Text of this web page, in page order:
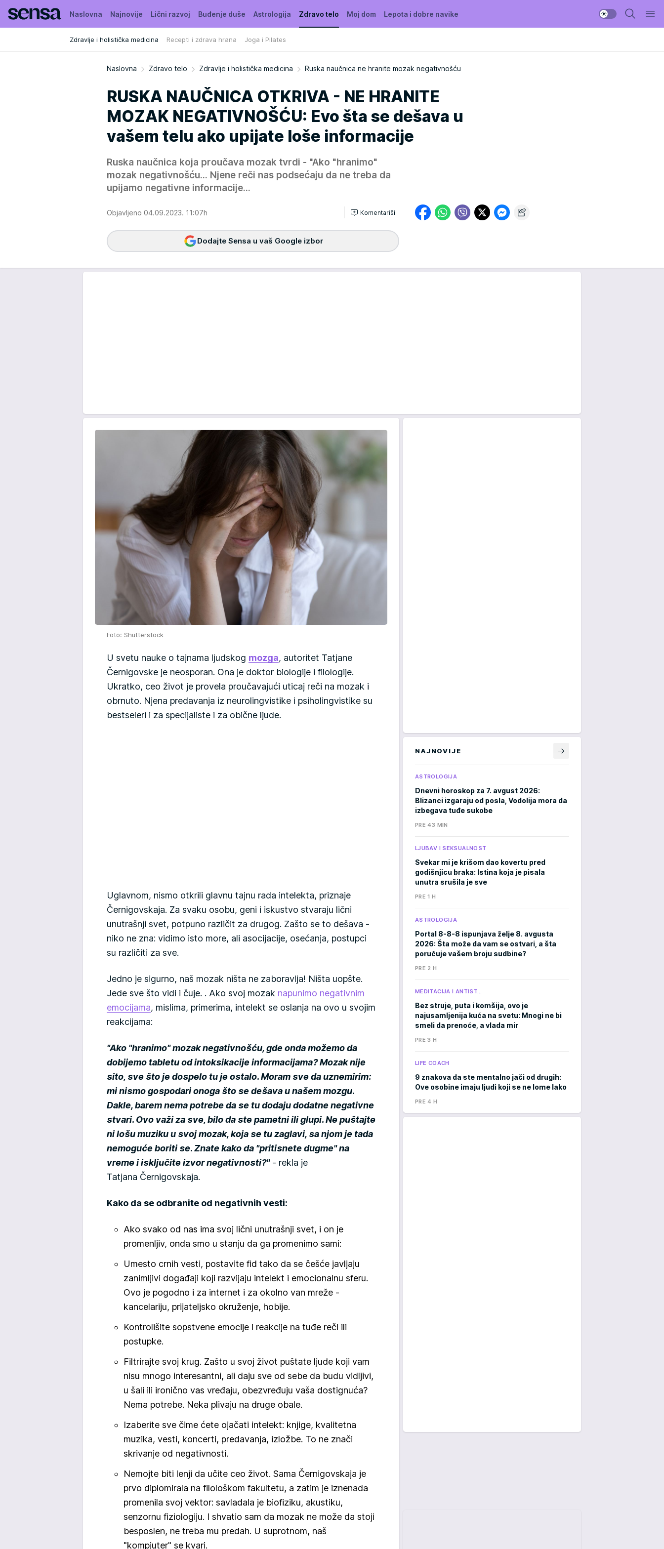
Naslovna Najnovije Lični razvoj Buđenje duše Astrologija Zdravo telo
Zdravlje i holistička medicina Recepti i zdrava hrana Joga i Pilates
Moj dom Lepota i dobre navike
Naslovna Zdravo telo Zdravlje i holistička medicina Ruska naučnica ne hranite mozak negativnošću
RUSKA NAUČNICA OTKRIVA - NE HRANITE
MOZAK NEGATIVNOŠĆU: Evo šta se dešava u
vašem telu ako upijate loše informacije
Ruska naučnica koja proučava mozak tvrdi - "Ako "hranimo"
mozak negativnošću... Njene reči nas podsećaju da ne treba da
upijamo negativne informacije...
Objavljeno 04.09.2023. 11:07h Komentariši
Dodajte Sensa u vaš Google izbor
Foto: Shutterstock
U svetu nauke o tajnama ljudskog mozga, autoritet Tatjane
Černigovske je neosporan. Ona je doktor biologije i filologije.
Ukratko, ceo život je provela proučavajući uticaj reči na mozak i
obrnuto. Njena predavanja iz neurolingvistike i psiholingvistike su
bestseleri i za specijaliste i za obične ljude.
Uglavnom, nismo otkrili glavnu tajnu rada intelekta, priznaje
Černigovskaja. Za svaku osobu, geni i iskustvo stvaraju lični
unutrašnji svet, potpuno različit za drugog. Zašto se to dešava -
niko ne zna: vidimo isto more, ali asocijacije, osećanja, postupci
su različiti za sve.
Jedno je sigurno, naš mozak ništa ne zaboravlja! Ništa uopšte.
Jede sve što vidi i čuje. . Ako svoj mozak napunimo negativnim
emocijama, mislima, primerima, intelekt se oslanja na ovo u svojim
reakcijama:
"Ako "hranimo" mozak negativnošću, gde onda možemo da
dobijemo tabletu od intoksikacije informacijama? Mozak nije
sito, sve što je dospelo tu je ostalo. Moram sve da uznemirim:
mi nismo gospodari onoga što se dešava u našem mozgu.
Dakle, barem nema potrebe da se tu dodaju dodatne negativne
stvari. Ovo važi za sve, bilo da ste pametni ili glupi. Ne puštajte
ni lošu muziku u svoj mozak, koja se tu zaglavi, sa njom je tada
nemoguće boriti se. Znate kako da "pritisnete dugme" na
vreme i isključite izvor negativnosti?"- rekla je
Tatjana Černigovskaja.
Kako da se odbranite od negativnih vesti:
Ako svako od nas ima svoj lični unutrašnji svet, i on je
promenljiv, onda smo u stanju da ga promenimo sami:
Umesto crnih vesti, postavite fid tako da se češće javljaju
zanimljivi događaji koji razvijaju intelekt i emocionalnu sferu.
Ovo je pogodno i za internet i za okolno van mreže -
kancelariju, prijateljsko okruženje, hobije.
Kontrolišite sopstvene emocije i reakcije na tuđe reči ili
postupke.
Filtrirajte svoj krug. Zašto u svoj život puštate ljude koji vam
nisu mnogo interesantni, ali daju sve od sebe da budu vidljivi,
u šali ili ironično vas vređaju, obezvređuju vaša dostignuća?
Nema potrebe. Neka plivaju na druge obale.
Izaberite sve čime ćete ojačati intelekt: knjige, kvalitetna
muzika, vesti, koncerti, predavanja, izložbe. To ne znači
skrivanje od negativnosti.
Nemojte biti lenji da učite ceo život. Sama Černigovskaja je
prvo diplomirala na filološkom fakultetu, a zatim je iznenada
promenila svoj vektor: savladala je biofiziku, akustiku,
senzornu fiziologiju. I shvatio sam da mozak ne može da stoji
besposlen, ne treba mu predah. U suprotnom, naš
"kompjuter" se kvari.
NAJNOVIJE
ASTROLOGIJA
Dnevni horoskop za 7. avgust 2026:
Blizanci izgaraju od posla, Vodolija mora da
izbegava tuđe sukobe
PRE 43 MIN
LJUBAV I SEKSUALNOST
Svekar mi je krišom dao kovertu pred
godišnjicu braka: Istina koja je pisala
unutra srušila je sve
PRE 1 H
ASTROLOGIJA
Portal 8-8-8 ispunjava želje 8. avgusta
2026: Šta može da vam se ostvari, a šta
poručuje vašem broju sudbine?
PRE 2 H
MEDITACIJA I ANTIST…
Bez struje, puta i komšija, ovo je
najusamljenija kuća na svetu: Mnogi ne bi
smeli da prenoće, a vlada mir
PRE 3 H
LIFE COACH
9 znakova da ste mentalno jači od drugih:
Ove osobine imaju ljudi koji se ne lome lako
PRE 4 H